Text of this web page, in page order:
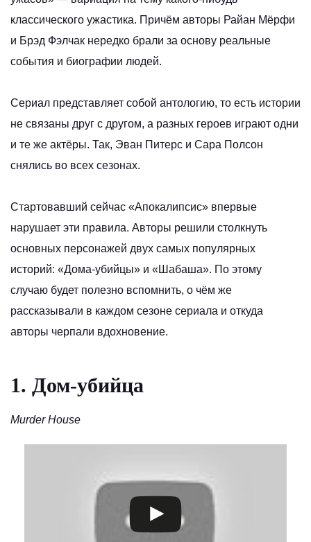
классического ужастика. Причём авторы Райан Мёрфи
и Брэд Фэлчак нередко брали за основу реальные
события и биографии людей.
Сериал представляет собой антологию, то есть истории
не связаны друг с другом, а разных героев играют одни
и те же актёры. Так, Эван Питерс и Сара Полсон
снялись во всех сезонах.
Стартовавший сейчас «Апокалипсис» впервые
нарушает эти правила. Авторы решили столкнуть
основных персонажей двух самых популярных
историй: «Дома-убийцы» и «Шабаша». По этому
случаю будет полезно вспомнить, о чём же
рассказывали в каждом сезоне сериала и откуда
авторы черпали вдохновение.
1. Дом-убийца
Murder House